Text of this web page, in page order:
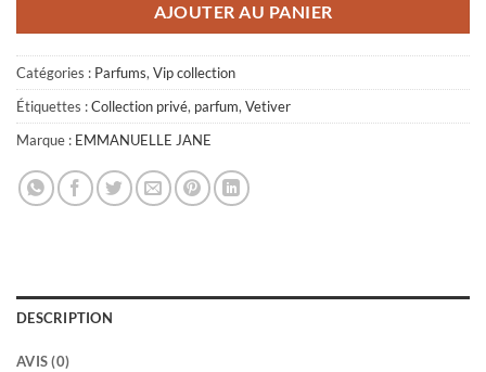
AJOUTER AU PANIER
Catégories : Parfums,Vip collection
Étiquettes :Collection privé, parfum,Vetiver
Marque : EMMANUELLE JANE
DESCRIPTION
AVIS (0)